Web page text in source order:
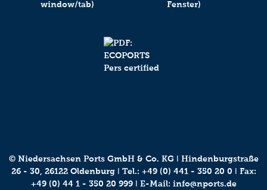
© Niedersachsen Ports GmbH & Co. KG ǀ Hindenburgstraße
26 - 30, 26122 Oldenburg ǀ Tel.: +49 (0) 441 - 350 20 0 ǀ Fax:
+49 (0) 44 1 - 350 20 999 ǀ E-Mail: info@nports.de